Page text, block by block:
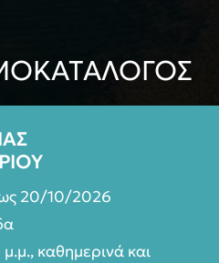
20/10/2026
καθημερινά και